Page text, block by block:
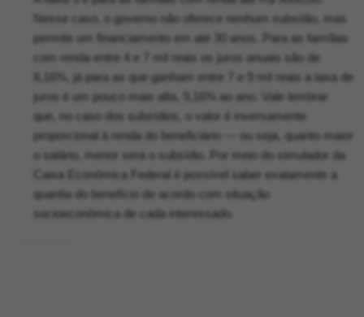
Nesse caso, o governo não oferece nenhum subsídio, mas
permite um financiamento em até 30 anos. Para as famílias
com renda entre 4 e 7 mil reais os juros anuais são de
8,16%, já para as que ganham entre 7 e 9 mil reais a taxa de
juros é um pouco mais alta, 9,16% ao ano. Vale lembrar
que, no caso dos subsídios, o valor é inversamente
proporcional à renda do beneficiário — ou seja, quanto maior
o salário, menor será o subsídio. Por meio do simulador da
Caixa Econômica Federal é possível saber exatamente a
quantia do benefício de acordo com situação
socioeconômica de cada interessado.